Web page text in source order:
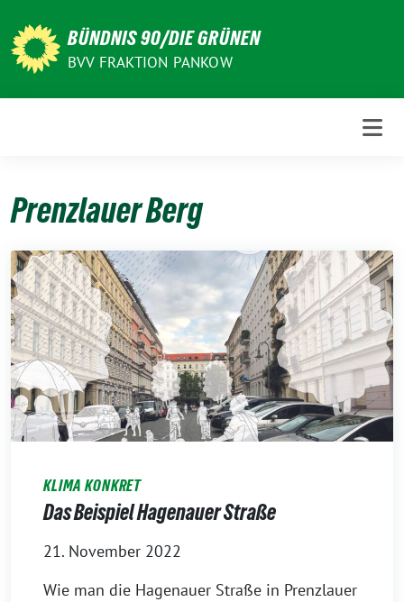
zum
Inhalt
BÜNDNIS 90/DIE GRÜNEN
BVV FRAKTION PANKOW
Prenzlauer Berg
KLIMA KONKRET
Das Beispiel Hagenauer Straße
21. November 2022
Wie man die Hagenauer Straße in Prenzlauer